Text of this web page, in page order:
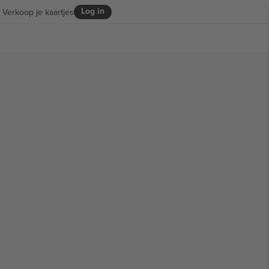
Log in
Verkoop je kaartjes